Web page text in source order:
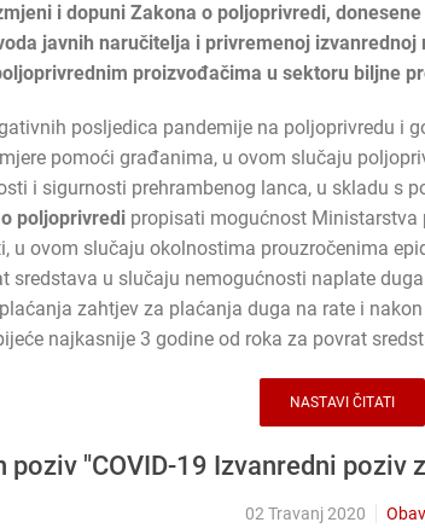
i dopuni Zakona o poljoprivredi,
javnih naručitelja i privremenoj
proizvođačima u sektoru biljne
posljedica pandemije na poljoprivredu i
pomoći građanima, u ovom slučaju
i sigurnosti prehrambenog lanca, u skladu s
poljoprivredi propisati mogućnost Ministarstva
u ovom slučaju okolnostima prouzročenima
sredstava u slučaju nemogućnosti naplate
zahtjev za plaćanja duga na rate i
najkasnije 3 godine od roka za povrat
NASTAVI ČITATI
poziv "COVID-19 Izvanredni
02 Travanj 2020